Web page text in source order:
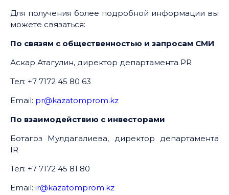
Для получения более подробной информации вы
можете связаться:
По связям с общественностью и запросам СМИ
Аскар Атагулин, директор департамента PR
Тел: +7 7172 45 80 63
Email: pr@kazatomprom.kz
По взаимодействию с инвесторами
Ботагоз Мулдагалиева, директор департамента
IR
Тел: +7 7172 45 81 80
Email: ir@kazatomprom.kz